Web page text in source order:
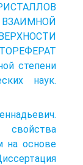
степени
наук.
на основе